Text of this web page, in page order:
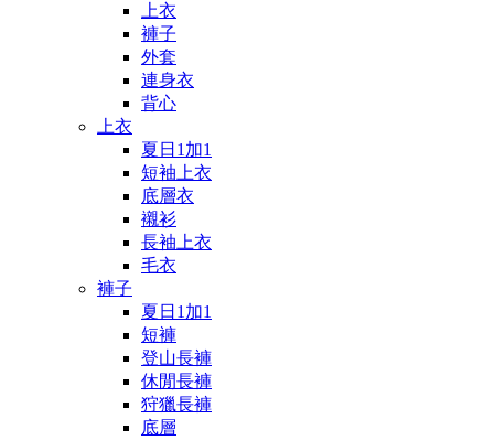
上衣
褲子
外套
連身衣
背心
上衣
夏日1加1
短袖上衣
底層衣
襯衫
長袖上衣
毛衣
褲子
夏日1加1
短褲
登山長褲
休閒長褲
狩獵長褲
底層